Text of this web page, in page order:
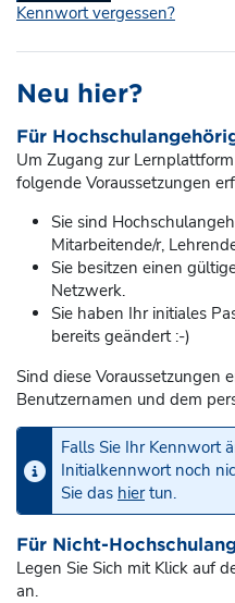
Kennwort vergessen?
Neu hier?
Für
Um Zugang zur
folgende Voraussetzungen
Sie sind
Mitarbeitende/r,
Sie besitzen einen
Netzwerk.
Sie haben Ihr initiales
bereits geändert :-)
Sind diese Voraussetzungen
Benutzernamen und dem
Falls Sie Ihr Kennwort
Initialkennwort noch
Sie das hiertun.
Für Nicht-
Legen Sie Sich mit Klick auf
an.